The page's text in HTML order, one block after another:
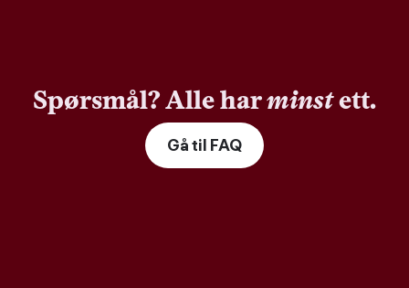
Spørsmål? Alle harminstett.
Gå til FAQ